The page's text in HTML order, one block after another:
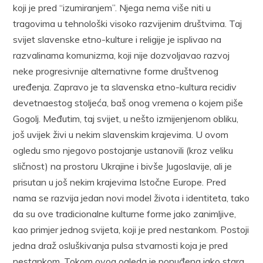
koji je pred “izumiranjem”. Njega nema više niti u
tragovima u tehnološki visoko razvijenim društvima. Taj
svijet slavenske etno-kulture i religije je isplivao na
razvalinama komunizma, koji nije dozvoljavao razvoj
neke progresivnije alternativne forme društvenog
uređenja. Zapravo je ta slavenska etno-kultura recidiv
devetnaestog stoljeća, baš onog vremena o kojem piše
Gogolj. Međutim, taj svijet, u nešto izmijenjenom obliku,
još uvijek živi u nekim slavenskim krajevima. U ovom
ogledu smo njegovo postojanje ustanovili (kroz veliku
sličnost) na prostoru Ukrajine i bivše Jugoslavije, ali je
prisutan u još nekim krajevima Istočne Europe. Pred
nama se razvija jedan novi model života i identiteta, tako
da su ove tradicionalne kulturne forme jako zanimljive,
kao primjer jednog svijeta, koji je pred nestankom. Postoji
jedna draž osluškivanja pulsa stvarnosti koja je pred